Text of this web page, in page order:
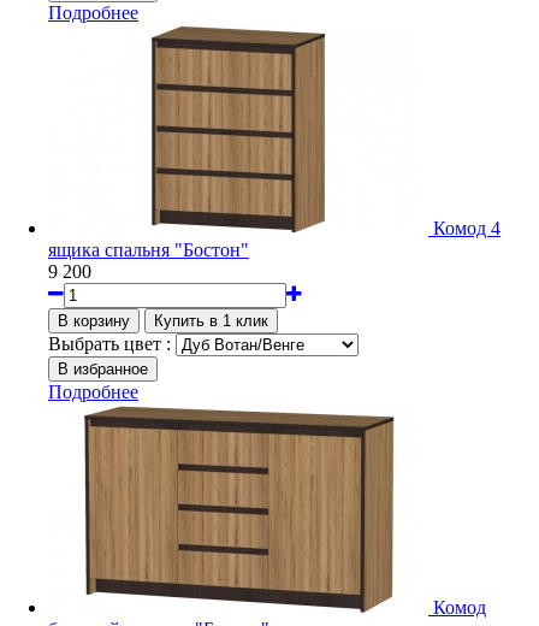
Подробнее
Комод 4
ящика спальня "Бостон"
9 200
Выбрать цвет :
Подробнее
Комод